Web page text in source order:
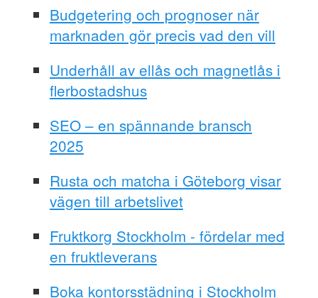
Budgetering och prognoser när
marknaden gör precis vad den vill
Underhåll av ellås och magnetlås i
flerbostadshus
SEO – en spännande bransch
2025
Rusta och matcha i Göteborg visar
vägen till arbetslivet
Fruktkorg Stockholm - fördelar med
en fruktleverans
Boka kontorsstädning i Stockholm